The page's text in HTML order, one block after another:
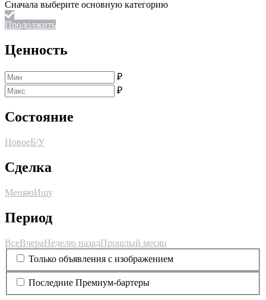
Продолжить
Ценность
₽
₽
Состояние
НовоеБ/У
Сделка
МеняюИщу
Период
ВсеВчераНеделю назадПрошлый месяц
Только объявления с изображением
Последние Премиум-бартеры